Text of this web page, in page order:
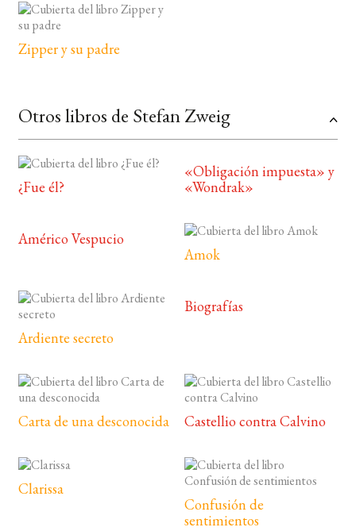
Zipper y su padre
Otros libros de Stefan Zweig
¿Fue él?
«Obligación impuesta» y
«Wondrak»
Américo Vespucio
Amok
Ardiente secreto
Biografías
Carta de una desconocida Castellio contra Calvino
Clarissa
Confusión de
sentimientos